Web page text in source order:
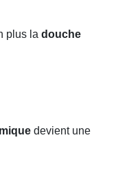
plus la douche
devient une